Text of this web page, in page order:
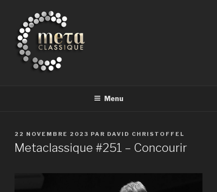
contenu
principal
Menu
PUBLIÉ
LE
22 NOVEMBRE 2023 PAR DAVID CHRISTOFFEL
Metaclassique #251 – Concourir